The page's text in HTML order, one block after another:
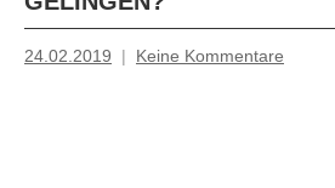
24.02.2019
Inge
Keine Kommentare